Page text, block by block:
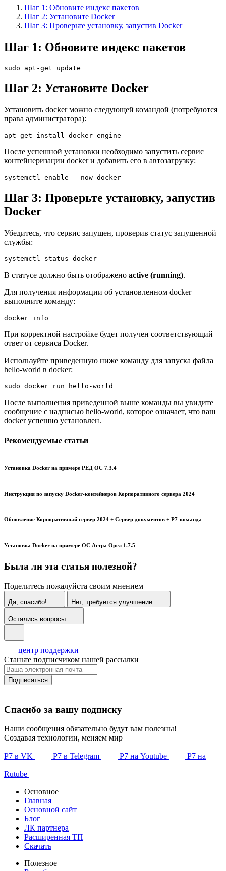
Шаг 1: Обновите индекс пакетов
Шаг 2: Установите Docker
Шаг 3: Проверьте установку, запустив Docker
Шаг 1: Обновите индекс пакетов
Шаг 2: Установите Docker
Установить docker можно следующей командой (потребуются
права администратора):
После успешной установки необходимо запустить сервис
контейнеризации docker и добавить его в автозагрузку:
Шаг 3: Проверьте установку, запустив
Docker
Убедитесь, что сервис запущен, проверив статус запущенной
службы:
В статусе должно быть отображено active (running).
Для получения информации об установленном docker
выполните команду:
При корректной настройке будет получен соответствующий
ответ от сервиса Docker.
Используйте приведенную ниже команду для запуска файла
hello-world в docker:
После выполнения приведенной выше команды вы увидите
сообщение с надписью hello-world, которое означает, что ваш
docker успешно установлен.
Рекомендуемые статьи
Установка Docker на примере РЕД ОС 7.3.4
Инструкция по запуску Docker-контейнеров Корпоративного сервера 2024
Обновление Корпоративный сервер 2024 + Сервер документов + Р7-команда
Установка Docker на примере ОС Астра Орел 1.7.5
Была ли эта статья полезной?
Поделитесь пожалуйста своим мнением
Да, спасибо! Нет, требуется улучшение
Остались вопросы
центр поддержки
Станьте подписчиком нашей рассылки
Подписаться
Спасибо за вашу подписку
Наши сообщения обязательно будут вам полезны!
Создавая технологии, меняем мир
Р7 в VK Р7 в Telegram Р7 на Youtube Р7 на
Rutube
Основное
Главная
Основной сайт
Блог
ЛК партнера
Расширенная ТП
Скачать
Полезное